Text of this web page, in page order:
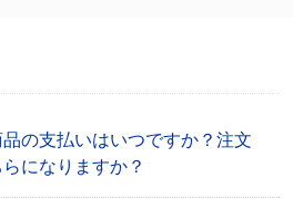
の支払いはいつですか？注文
になりますか？